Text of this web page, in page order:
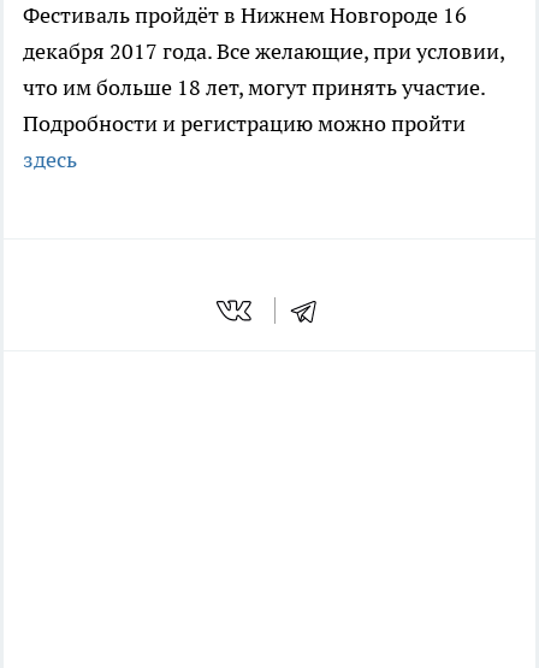
Фестиваль пройдёт в Нижнем Новгороде 16
декабря 2017 года. Все желающие, при условии,
что им больше 18 лет, могут принять участие.
Подробности и регистрацию можно пройти
здесь